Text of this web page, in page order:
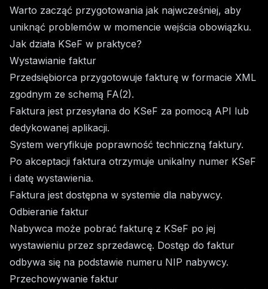
Warto zacząć przygotowania jak najwcześniej, aby
uniknąć problemów w momencie wejścia obowiązku.
Jak działa KSeF w praktyce?
Wystawianie faktur
Przedsiębiorca przygotowuje fakturę w formacie XML
zgodnym ze schemą FA(2).
Faktura jest przesyłana do KSeF za pomocą API lub
dedykowanej aplikacji.
System weryfikuje poprawność techniczną faktury.
Po akceptacji faktura otrzymuje unikalny numer KSeF
i datę wystawienia.
Faktura jest dostępna w systemie dla nabywcy.
Odbieranie faktur
Nabywca może pobrać fakturę z KSeF po jej
wystawieniu przez sprzedawcę. Dostęp do faktur
odbywa się na podstawie numeru NIP nabywcy.
Przechowywanie faktur